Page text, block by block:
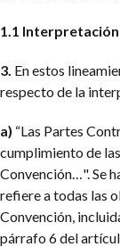
1.1
3. En estos
respecto de la
a) “Las Partes
cumplimiento de
Convención…". Se
refiere a todas las
Convención,
párrafo 6 del